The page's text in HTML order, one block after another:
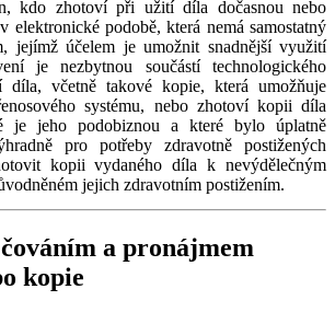
kdo zhotoví při užití díla dočasnou nebo
elektronické podobě, která nemá samostatný
jejímž účelem je umožnit snadnější využití
je nezbytnou součástí technologického
díla, včetně takové kopie, která umožňuje
systému, nebo zhotoví kopii díla
je jeho podobiznou a které bylo úplatně
pro potřeby zdravotně postižených
kopii vydaného díla k nevýdělečným
jejich zdravotním postižením.
a pronájmem
kopie